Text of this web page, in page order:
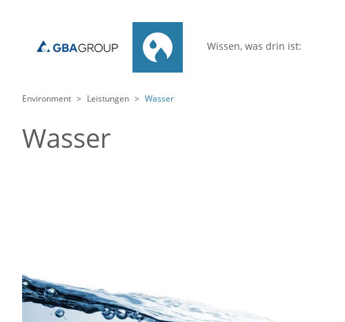
Wissen, was drin ist:
Environment Leistungen Wasser
Wasser